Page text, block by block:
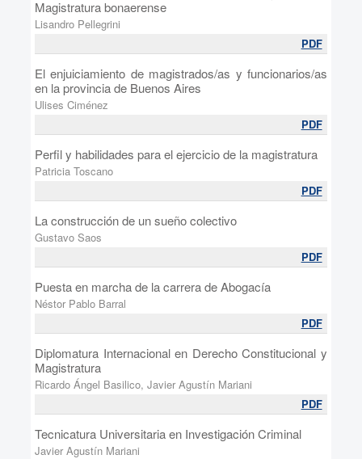
Magistratura bonaerense
Lisandro Pellegrini
PDF
El enjuiciamiento de magistrados/as y funcionarios/as
en la provincia de Buenos Aires
Ulises Ciménez
PDF
Perfil y habilidades para el ejercicio de la magistratura
Patricia Toscano
PDF
La construcción de un sueño colectivo
Gustavo Saos
PDF
Puesta en marcha de la carrera de Abogacía
Néstor Pablo Barral
PDF
Diplomatura Internacional en Derecho Constitucional y
Magistratura
Ricardo Ángel Basilico, Javier Agustín Mariani
PDF
Tecnicatura Universitaria en Investigación Criminal
Javier Agustín Mariani